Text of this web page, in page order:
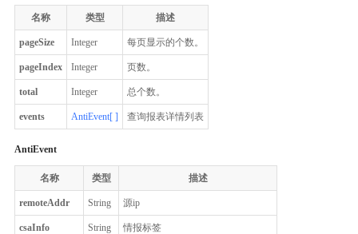
名称 类型 描述
pageSize Integer 每页显示的个数。
pageIndex Integer 页数。
total Integer 总个数。
events AntiEvent[ ] 查询报表详情列表
AntiEvent
名称 类型 描述
remoteAddr String 源ip
csaInfo String 情报标签